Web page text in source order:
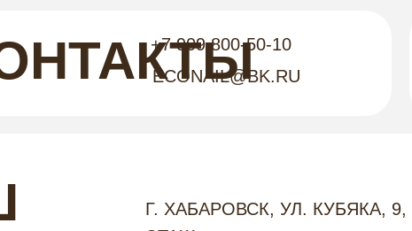
+7 909 800-50-10
ECONAIL@BK.RU
Г. ХАБАРОВСК, УЛ. КУБЯКА, 9,